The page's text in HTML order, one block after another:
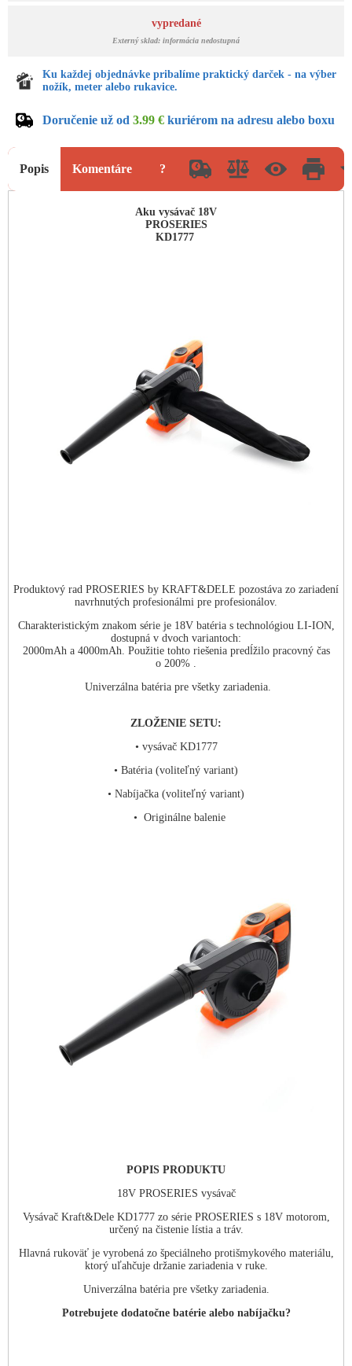
vypredané
Externý sklad: informácia nedostupná
Ku každej objednávke pribalíme praktický darček - na výber
nožík, meter alebo rukavice.
Doručenie už od 3.99 € kuriérom na adresu alebo boxu
Popis Komentáre ?
Aku vysávač 18V
PROSERIES
KD1777
Produktový rad PROSERIES by KRAFT&DELE pozostáva zo zariadení
navrhnutých profesionálmi pre profesionálov.
Charakteristickým znakom série je 18V batéria s technológiou LI-ION,
dostupná v dvoch variantoch:
2000mAh a 4000mAh. Použitie tohto riešenia predĺžilo pracovný čas
o 200% .
Univerzálna batéria pre všetky zariadenia.
ZLOŽENIE SETU:
• vysávač KD1777
• Batéria (voliteľný variant)
• Nabíjačka (voliteľný variant)
• Originálne balenie
POPIS PRODUKTU
18V PROSERIES vysávač
Vysávač Kraft&Dele KD1777 zo série PROSERIES s 18V motorom,
určený na čistenie lístia a tráv.
Hlavná rukoväť je vyrobená zo špeciálneho protišmykového materiálu,
ktorý uľahčuje držanie zariadenia v ruke.
Univerzálna batéria pre všetky zariadenia.
Potrebujete dodatočne batérie alebo nabíjačku?